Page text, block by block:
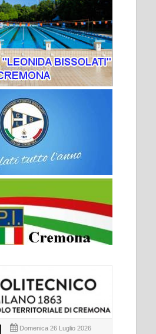
Domenica 26 Luglio 2026